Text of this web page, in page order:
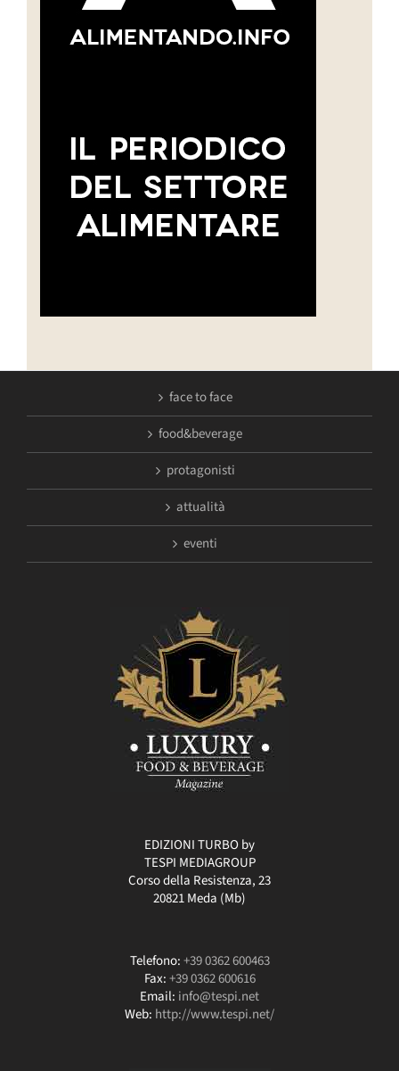
face to face
food&beverage
protagonisti
attualità
eventi
EDIZIONI TURBO by
TESPI MEDIAGROUP
Corso della Resistenza, 23
20821 Meda (Mb)
Telefono:+39 0362 600463
Fax:+39 0362 600616
Email: info@tespi.net
Web: http://www.tespi.net/